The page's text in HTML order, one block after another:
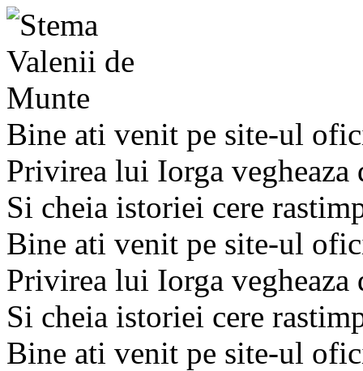
Bine ati venit pe site-ul
Privirea lui Iorga
Si cheia istoriei cere
Bine ati venit pe site-ul
Privirea lui Iorga
Si cheia istoriei cere
Bine ati venit pe site-ul